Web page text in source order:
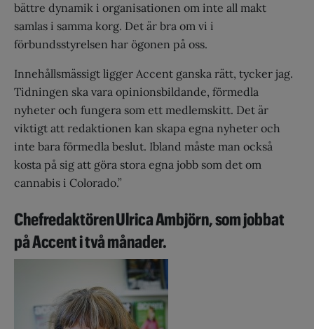
bättre dynamik i organisationen om inte all makt
samlas i samma korg. Det är bra om vi i
förbundsstyrelsen har ögonen på oss.
Innehållsmässigt ligger Accent ganska rätt, tycker jag.
Tidningen ska vara opinionsbildande, förmedla
nyheter och fungera som ett medlemskitt. Det är
viktigt att redaktionen kan skapa egna nyheter och
inte bara förmedla beslut. Ibland måste man också
kosta på sig att göra stora egna jobb som det om
cannabis i Colorado.”
Chefredaktören Ulrica Ambjörn, som jobbat
på Accent i två månader.